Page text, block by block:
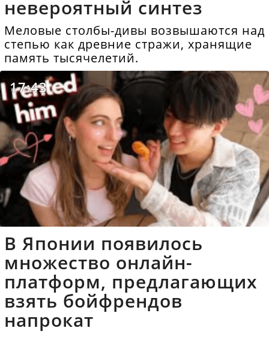
невероятный синтез
Меловые столбы-дивы возвышаются над
степью как древние стражи, хранящие
память тысячелетий.
17:43
В Японии появилось
множество онлайн-
платформ, предлагающих
взять бойфрендов
напрокат